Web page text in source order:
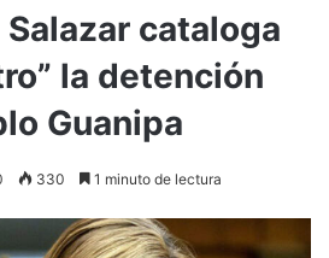
cataloga
la detención
Guanipa
330 1 minuto de lectura